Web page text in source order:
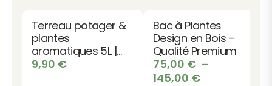
Terreau potager &
plantes
aromatiques 5L |
Qualité -
9,90 €
Bac à Plantes
Design en Bois -
Qualité Premium
75,00 € –
145,00 €Plage